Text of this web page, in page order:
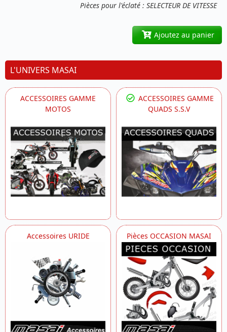
Pièces pour l'éclaté : SELECTEUR DE VITESSE
Ajoutez au panier
L'UNIVERS MASAI
ACCESSOIRES GAMME
MOTOS
ACCESSOIRES GAMME
QUADS S.S.V
Accessoires URIDE Pièces OCCASION MASAI